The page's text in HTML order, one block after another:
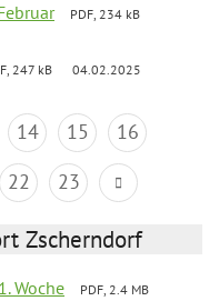
PDF, 234 kB
247 kB 04.02.2025
14 15
16
22 23
Zscherndorf
Woche
PDF, 2.4 MB